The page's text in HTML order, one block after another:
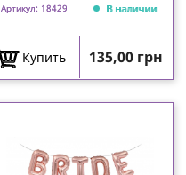
Артикул: 18429 В наличии
Купить Цена
135,00 грн